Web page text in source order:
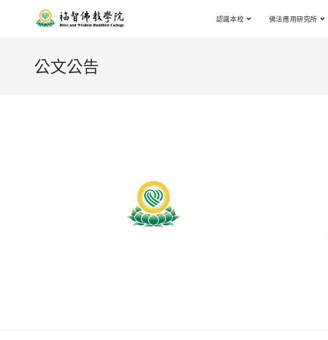
認識本校 佛法應用研究所
公文公告